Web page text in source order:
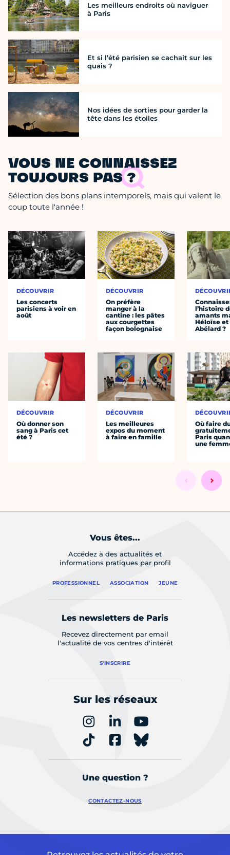
Les meilleurs endroits où naviguer
à Paris
Et si l’été parisien se cachait sur les
quais ?
Nos idées de sorties pour garder la
tête dans les étoiles
VOUS NE CONNAISSEZ
TOUJOURS PAS ?
Sélection des bons plans intemporels, mais qui valent le
coup toute l'année !
DÉCOUVRIR
Les concerts
parisiens à voir en
août
DÉCOUVRIR
Où donner son
sang à Paris cet
été ?
DÉCOUVRIR
On préfère
manger à la
cantine : les pâtes
aux courgettes
façon bolognaise
DÉCOUVRIR
Les meilleures
expos du moment
à faire en famille
l’histoire
amants
Héloïse et
Abélard ?
Où faire
Paris
une
Vous êtes...
Accédez à des actualités et
informations pratiques par profil
PROFESSIONNEL ASSOCIATION JEUNE
Les newsletters de Paris
Recevez directement par email
l'actualité de vos centres d'intérêt
S'INSCRIRE
Sur les réseaux
Une question ?
CONTACTEZ-NOUS